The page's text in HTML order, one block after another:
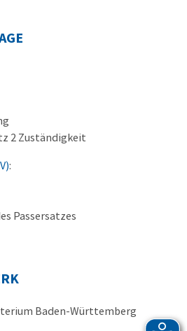
2 Zuständigkeit
:
Passersatzes
Baden-Württemberg